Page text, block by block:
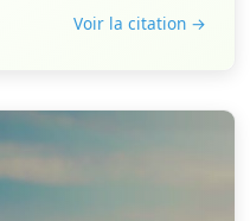
Voir la citation →